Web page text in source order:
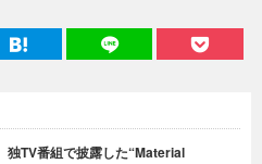
独TV番組で披露した“Material